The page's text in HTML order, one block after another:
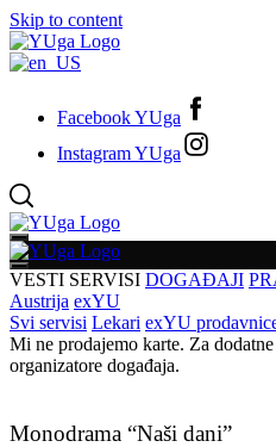
Skip to content
Facebook YUga
Instagram YUga
VESTI SERVISI DOGAĐAJI
Austrija exYU
Svi servisi Lekari exYU
Mi ne prodajemo karte. Za
organizatore događaja.
Monodrama “Naši dani”